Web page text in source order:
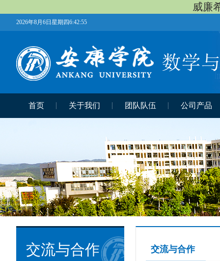
威廉
2026年8月6日星期四6:42:55
首页 关于我们 团队队伍 公司产品
交流与合作 交流与合作